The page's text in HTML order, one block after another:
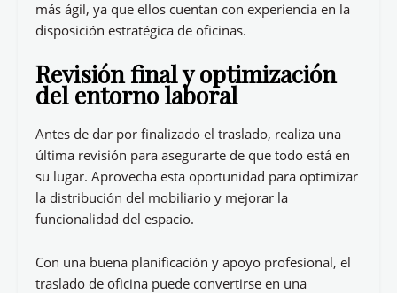
más ágil, ya que ellos cuentan con experiencia en la
disposición estratégica de oficinas.
Revisión final y optimización
del entorno laboral
Antes de dar por finalizado el traslado, realiza una
última revisión para asegurarte de que todo está en
su lugar. Aprovecha esta oportunidad para optimizar
la distribución del mobiliario y mejorar la
funcionalidad del espacio.
Con una buena planificación y apoyo profesional, el
traslado de oficina puede convertirse en una